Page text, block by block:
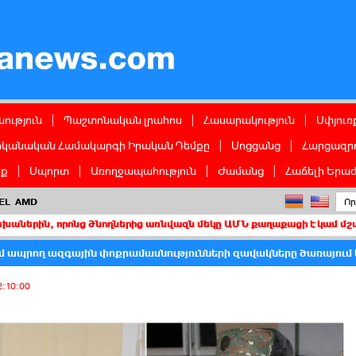
Պաշտոնական լրահոս Հասարակություն
Համակարգի Իրական Դեմքը Սոցցանց
Սպորտ Առողջապահություն Ժամանց Հաճելի
AMD
ծնողներից առնվազն մեկը ԱՄՆ քաղաքացի է կամ մշտական
ապրող ազգային փոքրամասնությունների զավակները